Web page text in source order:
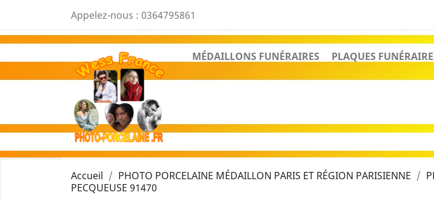
Appelez-nous : 0364795861
MÉDAILLONS FUNÉRAIRES PLAQUES
Accueil PHOTO PORCELAINE MÉDAILLON PARIS ET RÉGION PARISIENNE
PECQUEUSE 91470